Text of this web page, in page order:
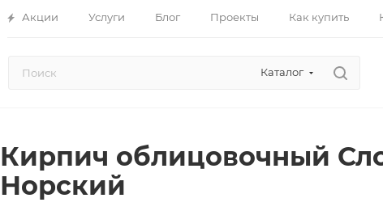
Акции Услуги Блог Проекты Как купить
Каталог
Кирпич облицовочный
Норский